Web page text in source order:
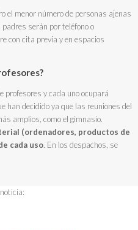
el menor número de personas ajenas
serán por teléfono o
con cita previa y en espacios
profesores y cada uno ocupará
han decidido ya que las reuniones del
amplios, como el gimnasio.
(ordenadores, productos de
cada uso. En los despachos, se